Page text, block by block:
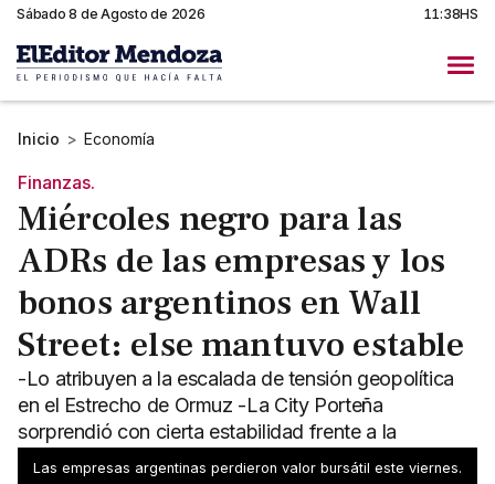
Sábado 8 de Agosto de 2026 11:38HS
Inicio > Economía
Finanzas.
Miércoles negro para las
ADRs de las empresas y los
bonos argentinos en Wall
Street: else mantuvo estable
-Lo atribuyen a la escalada de tensión geopolítica
en el Estrecho de Ormuz -La City Porteña
sorprendió con cierta estabilidad frente a la
volatilidad global.
Las empresas argentinas perdieron valor bursátil este viernes.